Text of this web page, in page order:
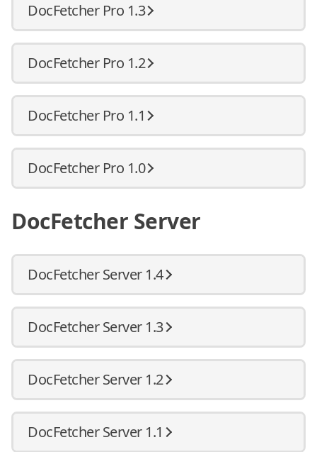
DocFetcher Pro 1.3
DocFetcher Pro 1.2
DocFetcher Pro 1.1
DocFetcher Pro 1.0
DocFetcher Server
DocFetcher Server 1.4
DocFetcher Server 1.3
DocFetcher Server 1.2
DocFetcher Server 1.1